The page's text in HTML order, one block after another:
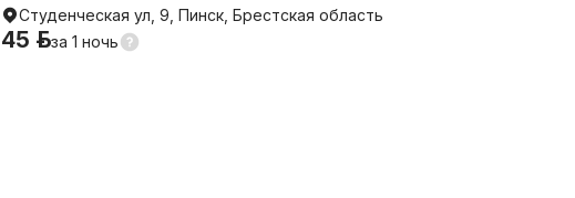
Студенческая ул, 9, Пинск, Брестская область
45 р.за 1 ночь